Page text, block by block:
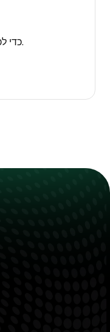
כדי לכתוב חוות דעת, ניתן להתחבר כאן.